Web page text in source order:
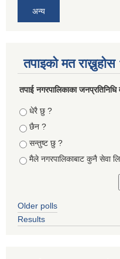
अन्य
तपाइको मत
तपा‌ई नगरपालिकाका जनप्रतिनिधि
Choices
धेरै छु ?
छैन ?
सन्तुष्ट छु ?
मैले नगरपालिकाबाट कुनै सेवा
Older polls
Results